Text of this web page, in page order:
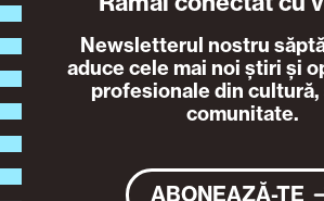
Newsletterul nostru
aduce cele mai noi știri și
profesionale din
comunitate.
ABONEAZĂ-TE